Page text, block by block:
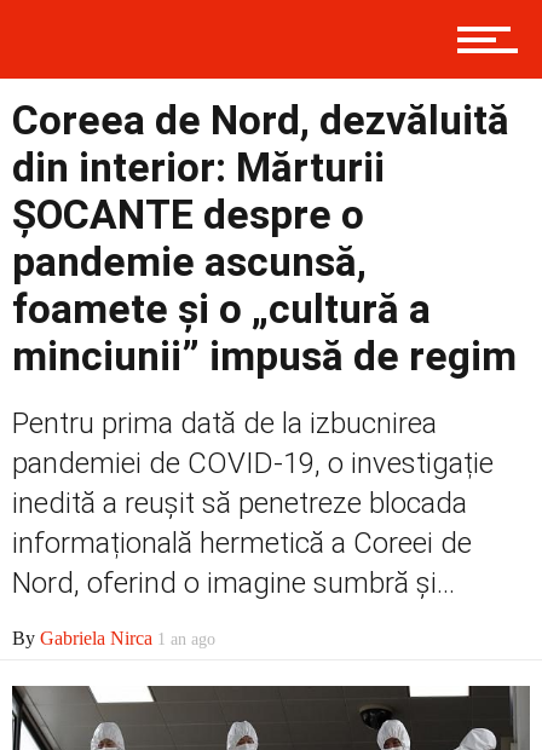
Economic
Contact
Coreea de Nord, dezvăluită
din interior: Mărturii
ȘOCANTE despre o
pandemie ascunsă,
foamete și o „cultură a
minciunii” impusă de regim
Pentru prima dată de la izbucnirea
pandemiei de COVID-19, o investigație
inedită a reușit să penetreze blocada
informațională hermetică a Coreei de
Nord, oferind o imagine sumbră și...
By Gabriela Nirca 1 an ago